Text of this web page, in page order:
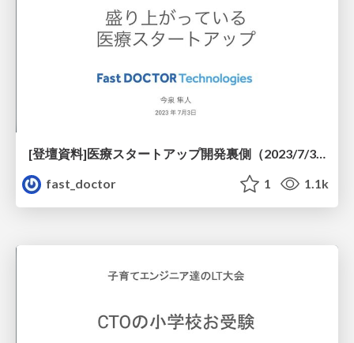
[登壇資料]医療スタートアップ開発裏側（2023/7/3）
fast_doctor
1 1.1k